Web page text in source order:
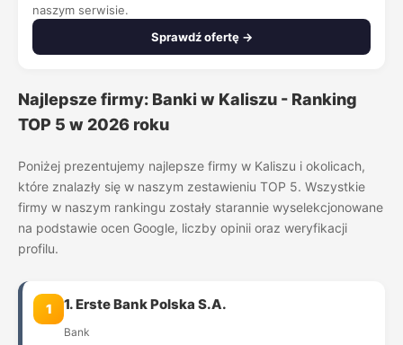
naszym serwisie.
Sprawdź ofertę →
Najlepsze firmy: Banki w Kaliszu - Ranking
TOP 5 w 2026 roku
Poniżej prezentujemy najlepsze firmy w Kaliszu i okolicach,
które znalazły się w naszym zestawieniu TOP 5. Wszystkie
firmy w naszym rankingu zostały starannie wyselekcjonowane
na podstawie ocen Google, liczby opinii oraz weryfikacji
profilu.
1 1. Erste Bank Polska S.A.
Bank